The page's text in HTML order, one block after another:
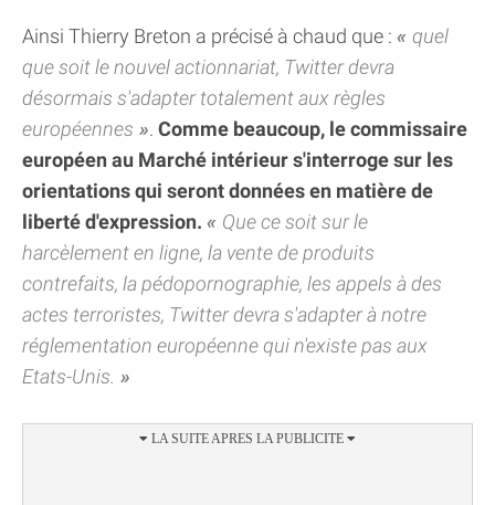
Ainsi Thierry Breton a précisé à chaud que :
quel
que soit le nouvel actionnariat, Twitter devra
désormais s'adapter totalement aux règles
européennes
. Comme beaucoup, le commissaire
européen au Marché intérieur s'interroge sur les
orientations qui seront données en matière de
liberté d'expression.
Que ce soit sur le
harcèlement en ligne, la vente de produits
contrefaits, la pédopornographie, les appels à des
actes terroristes, Twitter devra s'adapter à notre
réglementation européenne qui n'existe pas aux
Etats-Unis.